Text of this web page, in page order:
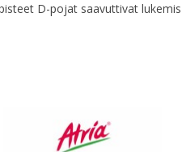
D-pojat saavuttivat lukemis